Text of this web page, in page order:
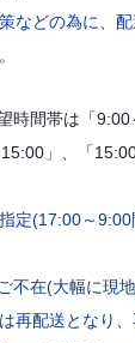
などの為に、
時間帯は「
」、「
定(17:00～
不在(大幅に現
再配送となり